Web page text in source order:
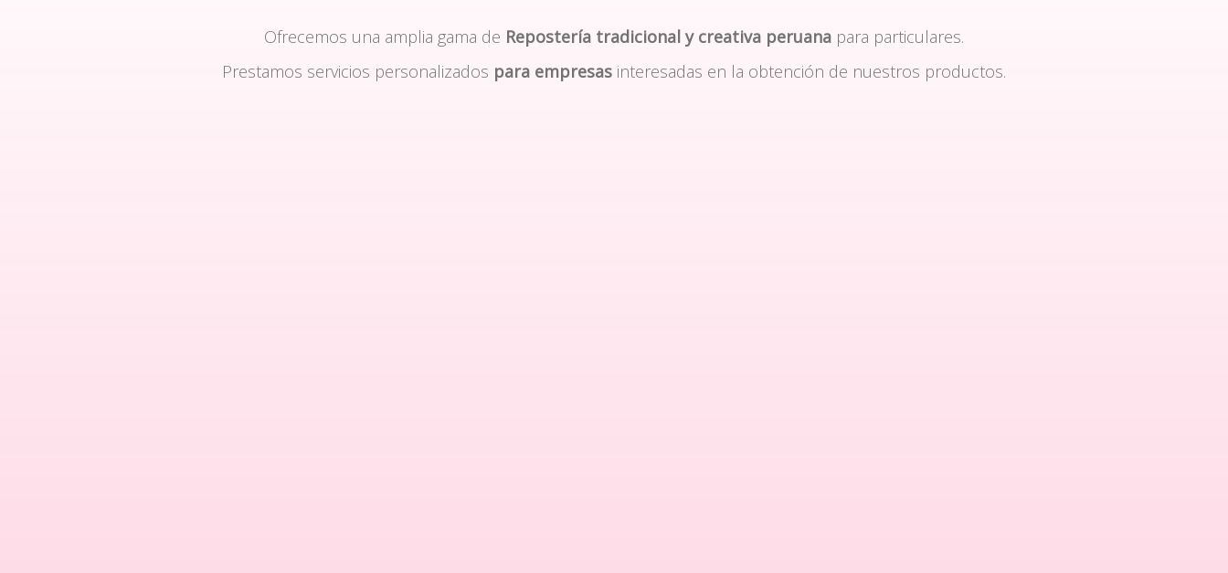
Ofrecemos una amplia gama de Repostería tradicional y creativa peruana para particulares.
Prestamos servicios personalizados para empresas interesadas en la obtención de nuestros productos.